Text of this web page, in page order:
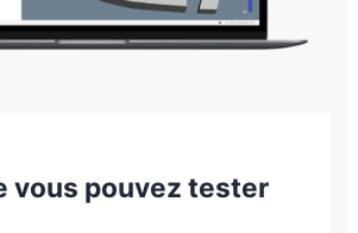
vous pouvez tester